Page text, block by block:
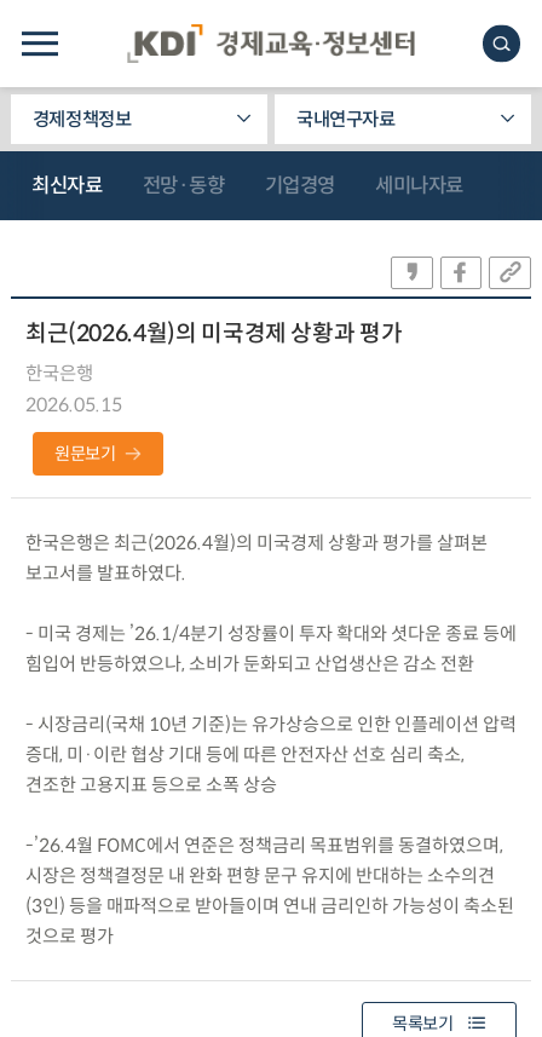
경제정책정보 국내연구자료
최신자료 전망·동향 기업경영 세미나자료
최근(2026.4월)의 미국경제 상황과 평가
한국은행
2026.05.15
원문보기
한국은행은 최근(2026.4월)의 미국경제 상황과 평가를 살펴본
보고서를 발표하였다.
- 미국 경제는 ’26.1/4분기 성장률이 투자 확대와 셧다운 종료 등에
힘입어 반등하였으나, 소비가 둔화되고 산업생산은 감소 전환
- 시장금리(국채 10년 기준)는 유가상승으로 인한 인플레이션 압력
증대, 미·이란 협상 기대 등에 따른 안전자산 선호 심리 축소,
견조한 고용지표 등으로 소폭 상승
-’26.4월 FOMC에서 연준은 정책금리 목표범위를 동결하였으며,
시장은 정책결정문 내 완화 편향 문구 유지에 반대하는 소수의견
(3인) 등을 매파적으로 받아들이며 연내 금리인하 가능성이 축소된
것으로 평가
목록보기